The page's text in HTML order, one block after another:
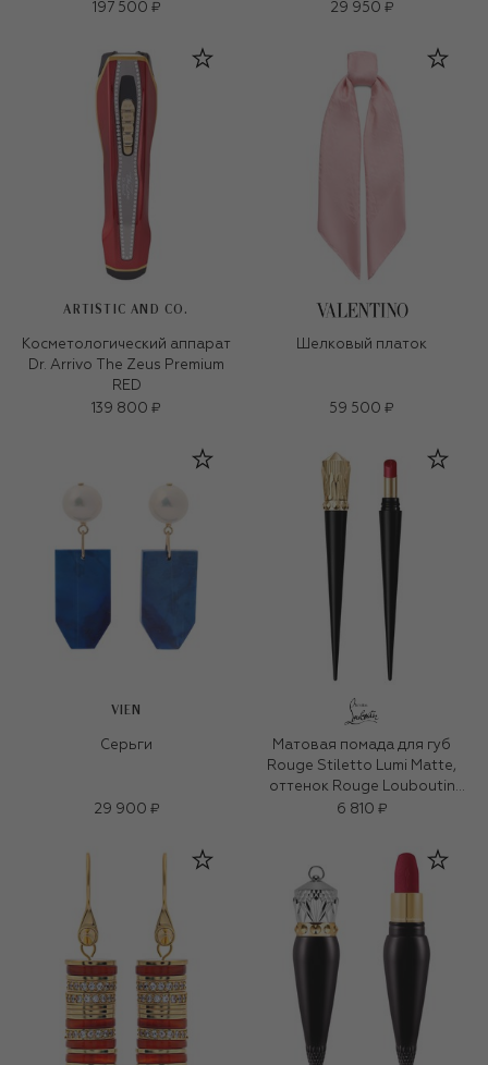
197 500 ₽
29 950 ₽
ARTISTIC AND CO.
Косметологический аппарат
Dr. Arrivo The Zeus Premium
RED
139 800 ₽
Шелковый платок
59 500 ₽
VIEN
Серьги
29 900 ₽
Матовая помада для губ
Rouge Stiletto Lumi Matte,
оттенок Rouge Louboutin
001L (2g)
6 810 ₽